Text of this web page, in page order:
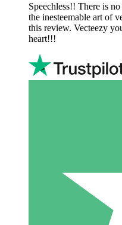
Speechless!! There is
the inesteemable art of
this review. Vecteezy
heart!!!